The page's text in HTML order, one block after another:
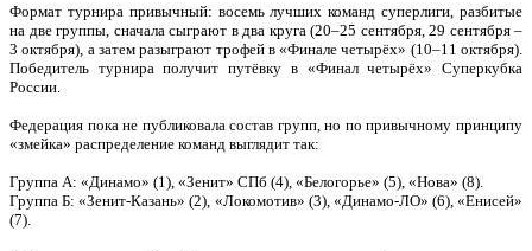
Формат турнира привычный: восемь лучших команд суперлиги, разбитые
на две группы, сначала сыграют в два круга (20–25 сентября, 29 сентября –
3 октября), а затем разыграют трофей в «Финале четырёх» (10–11 октября).
Победитель турнира получит путёвку в «Финал четырёх» Суперкубка
России.
Федерация пока не публиковала состав групп, но по привычному принципу
«змейка» распределение команд выглядит так:
Группа А: «Динамо» (1), «Зенит» СПб (4), «Белогорье» (5), «Нова» (8).
Группа Б: «Зенит-Казань» (2), «Локомотив» (3), «Динамо-ЛО» (6), «Енисей»
(7).